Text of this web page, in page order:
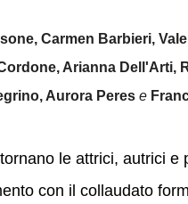
Carmen Barbieri,
Arianna Dell'Arti,
Aurora Peres e
le attrici, autrici
con il collaudato